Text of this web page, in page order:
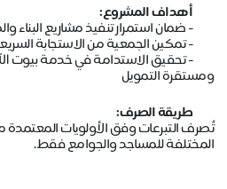
أهداف المشروع:
- ضمان استمرار تنفيذ مشاريع البناء
- تمكين الجمعية من الاستجابة
- تحقيق الاستدامة في خدمة بيوت
ومستقرة التمويل
طريقة الصرف:
تُصرف التبرعات وفق الأولويات
المختلفة للمساجد والجوامع فقط.